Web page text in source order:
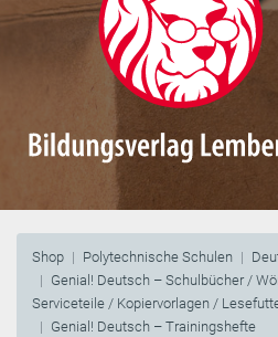
Shop Polytechnische Schulen
Genial! Deutsch – Schulbücher /
Serviceteile / Kopiervorlagen /
Genial! Deutsch – Trainingshefte